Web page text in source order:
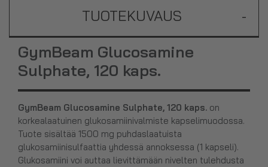
TUOTEKUVAUS -
GymBeam Glucosamine
Sulphate, 120 kaps.
GymBeam Glucosamine Sulphate, 120 kaps. on
korkealaatuinen glukosamiinivalmiste kapselimuodossa.
Tuote sisältää 1500 mg puhdaslaatuista
glukosamiinisulfaattia yhdessä annoksessa (1 kapseli).
Glukosamiini voi auttaa lievittämään nivelten tulehdusta